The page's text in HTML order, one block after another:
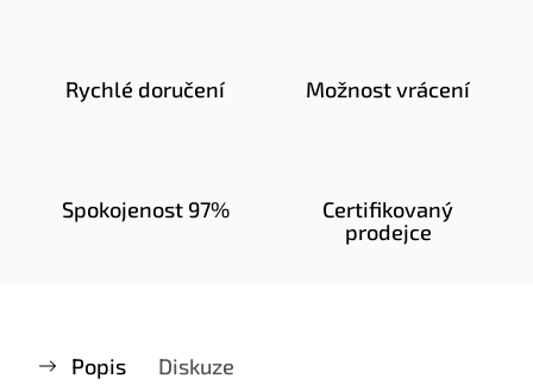
Rychlé doručení Možnost vrácení
Spokojenost 97%
Certifikovaný
prodejce
Popis Diskuze